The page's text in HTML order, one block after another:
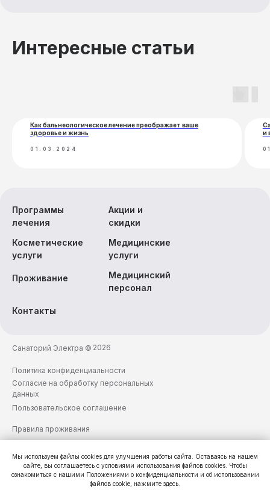
Интересные статьи
Как бальнеологическое лечение преображает ваше
здоровье и жизнь
01.03.2024
и
Трансфер
Реестр классифицированных
средств размещения
№С382024007794
Санаторий Электра ©
Согласие на обработку персональных
данных
Пользовательское соглашение
Политика конфиденциальности
Правила проживания
Программы
лечения
Акции и
скидки
Косметические
услуги
Медицинские
услуги
Проживание
Медицинский
персонал
Контакты
2026
Мы используем файлы cookies для улучшения работы сайта. Оставаясь на нашем
сайте, вы соглашаетесь с условиями использования файлов cookies. Чтобы
ознакомиться с нашими Положениями о конфиденциальности и об использовании
файлов cookie, нажмите здесь.